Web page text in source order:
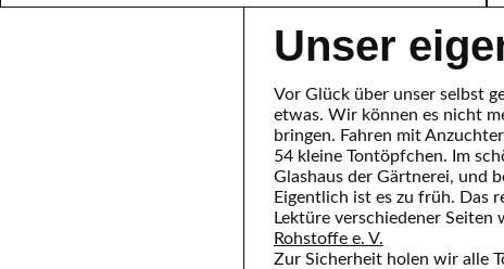
Unser
Vor Glück über unser selbst
etwas. Wir können es nicht
bringen. Fahren mit
54 kleine Tontöpfchen. Im
Glashaus der Gärtnerei, und
Eigentlich ist es zu früh. Das
Lektüre verschiedener Seiten
Rohstoffe e. V.
Zur Sicherheit holen wir alle